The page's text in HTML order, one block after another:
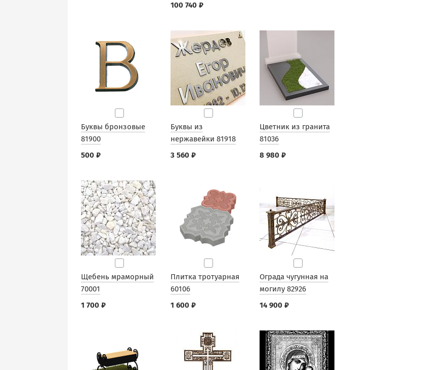
100 740 ₽
Буквы бронзовые
81900
500 ₽
Буквы из
нержавейки 81918
3 560 ₽
Цветник из гранита
81036
8 980 ₽
Щебень мраморный
70001
1 700 ₽
Плитка тротуарная
60106
1 600 ₽
Ограда чугунная на
могилу 82926
14 900 ₽